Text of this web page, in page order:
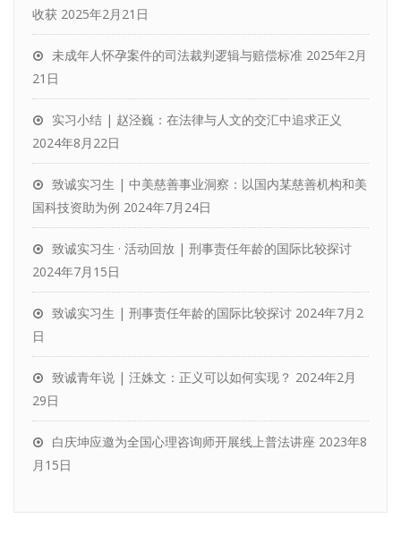
收获 2025年2月21日
未成年人怀孕案件的司法裁判逻辑与赔偿标准 2025年2月
21日
实习小结 | 赵泾巍：在法律与人文的交汇中追求正义
2024年8月22日
致诚实习生 | 中美慈善事业洞察：以国内某慈善机构和美
国科技资助为例 2024年7月24日
致诚实习生 · 活动回放 | 刑事责任年龄的国际比较探讨
2024年7月15日
致诚实习生 | 刑事责任年龄的国际比较探讨 2024年7月2
日
致诚青年说 | 汪姝文：正义可以如何实现？ 2024年2月
29日
白庆坤应邀为全国心理咨询师开展线上普法讲座 2023年8
月15日